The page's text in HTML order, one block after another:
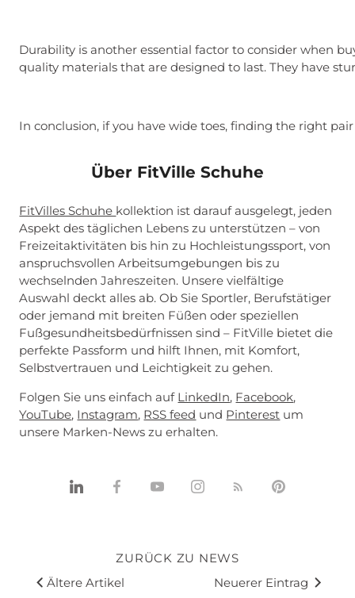
Durability is another essential factor to consider when
quality materials that are designed to last. They have
In conclusion, if you have wide toes, finding the right
Über FitVille Schuhe
FitVilles Schuhe kollektion ist darauf ausgelegt, jeden
Aspekt des täglichen Lebens zu unterstützen – von
Freizeitaktivitäten bis hin zu Hochleistungssport, von
anspruchsvollen Arbeitsumgebungen bis zu
wechselnden Jahreszeiten. Unsere vielfältige
Auswahl deckt alles ab. Ob Sie Sportler, Berufstätiger
oder jemand mit breiten Füßen oder speziellen
Fußgesundheitsbedürfnissen sind – FitVille bietet die
perfekte Passform und hilft Ihnen, mit Komfort,
Selbstvertrauen und Leichtigkeit zu gehen.
Folgen Sie uns einfach auf LinkedIn, Facebook,
YouTube, Instagram, RSS feed und Pinterest um
unsere Marken-News zu erhalten.
Linkedin Teilen YoutubeInstagram Pinnen
ZURÜCK ZU NEWS
Ältere Artikel
Neuerer Eintrag